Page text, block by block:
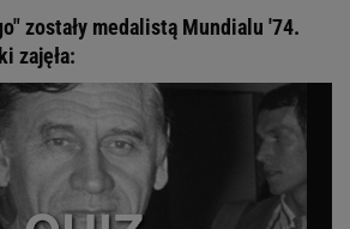
zostały medalistą Mundialu '74.
zajęła: